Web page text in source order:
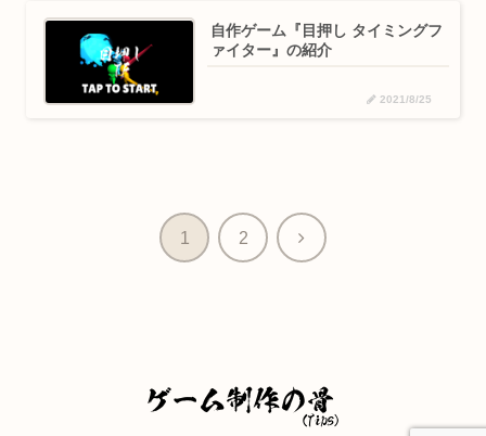
自作ゲーム『目押し タイミングフ
ァイター』の紹介
2021/8/25
1 2 次